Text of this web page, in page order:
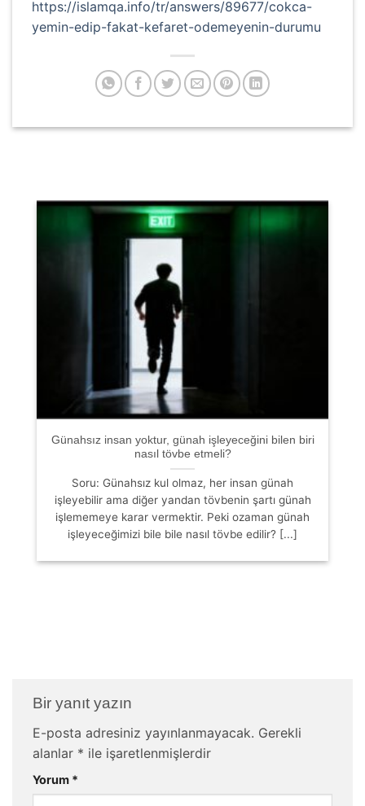
https://islamqa.info/tr/answers/89677/cokca-
yemin-edip-fakat-kefaret-odemeyenin-durumu
Günahsız insan yoktur, günah işleyeceğini bilen biri
nasıl tövbe etmeli?
Soru: Günahsız kul olmaz, her insan günah
işleyebilir ama diğer yandan tövbenin şartı günah
işlememeye karar vermektir. Peki ozaman günah
işleyeceğimizi bile bile nasıl tövbe edilir? [...]
Bir yanıt yazın
E-posta adresiniz yayınlanmayacak. Gerekli
alanlar * ile işaretlenmişlerdir
Yorum *